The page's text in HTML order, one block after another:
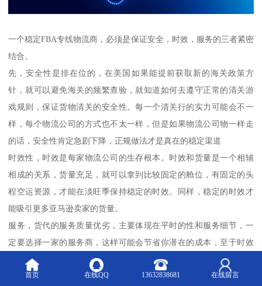
一个稳定FBA专线物流商，必须是保证安全，时效，服务的三者紧密
结合。
先，安全性是排在位的，在美国如果能提前获取新的海关政策方
针，就可以避免海关的频繁查验，就知道如何去遵守正常的清关游
戏规则，保证货物清关的安全性。每一个清关行的实力可能会不一
样，每个物流公司的方式也不太一样，但是如果物流公司物一样走
的话，安全性肯定急剧下降，正规做法才是真在的稳定渠道
时效性，时效是每家物流公司的生存根本。时效和货量是一个相辅
相成的关系，货量充足，就可以拿到比较固定的舱位，有固定的头
程空运资源，才能在淡旺季保持稳定的时效。同样，稳定的时效才
能吸引更多亚马逊卖家的货量。
服务，货代的服务质量优劣，主要体现在平时的性和服务细节，一
定要选择一家的服务商，这样可能会节省你潜在的成本，至于时效
还要取决于成本，重要是性价比符合市场
首页 在线QQ 13632838681 在线留言